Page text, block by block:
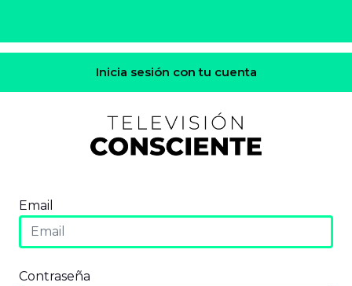
Inicia sesión con tu cuenta
Email
Contraseña